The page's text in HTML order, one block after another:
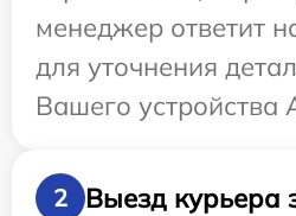
менеджер ответит
для уточнения
Вашего устройства
2
Выезд курьера